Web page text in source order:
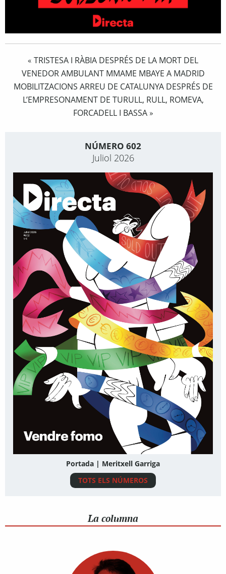
« TRISTESA I RÀBIA DESPRÉS DE LA MORT DEL
VENEDOR AMBULANT MMAME MBAYE A MADRID
MOBILITZACIONS ARREU DE CATALUNYA DESPRÉS DE
L’EMPRESONAMENT DE TURULL, RULL, ROMEVA,
FORCADELL I BASSA»
NÚMERO 602
Juliol 2026
Portada | Meritxell Garriga
TOTS ELS NÚMEROS
La columna